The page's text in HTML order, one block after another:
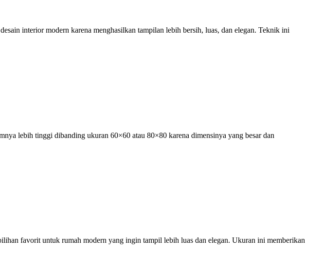
interior modern karena menghasilkan tampilan lebih bersih, luas, dan elegan. Teknik ini
lebih tinggi dibanding ukuran 60×60 atau 80×80 karena dimensinya yang besar dan
favorit untuk rumah modern yang ingin tampil lebih luas dan elegan. Ukuran ini memberikan